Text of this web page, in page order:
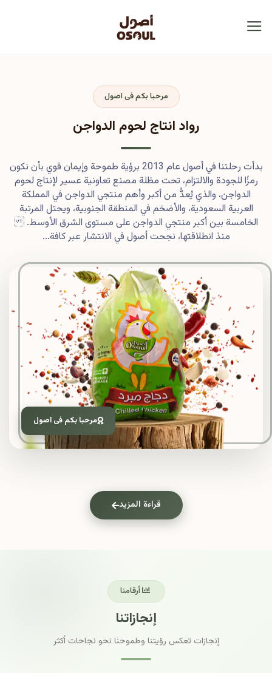
مرحبا بكم فى اصول
مرحبا بكم فى اصول
رواد انتاج لحوم الدواجن
بدأت رحلتنا في أصول عام 2013 برؤية طموحة وإيمان قوي بأن نكون
رمزًا للجودة والالتزام، تحت مظلة مصنع تعاونية عسير لإنتاج لحوم
الدواجن، والذي يُعدُّ من أكبر وأهم منتجي الدواجن في المملكة
العربية السعودية، والأضخم في المنطقة الجنوبية، ويحتل المرتبة
الخامسة بين أكبر منتجي الدواجن على مستوى الشرق الأوسط.
منذ انطلاقتها، نجحت أصول في الانتشار عبر كافة...
قراءة المزيد
أرقامنا
إنجازاتنا
إنجازات تعكس رؤيتنا وطموحنا نحو نجاحات أكثر